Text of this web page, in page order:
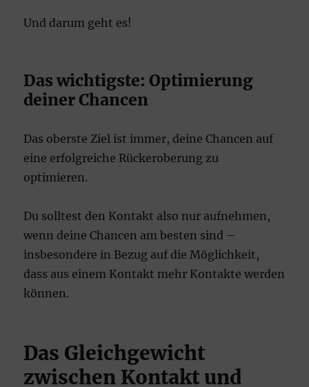
Und darum geht es!
Das wichtigste: Optimierung
deiner Chancen
Das oberste Ziel ist immer, deine Chancen auf
eine erfolgreiche Rückeroberung zu
optimieren.
Du solltest den Kontakt also nur aufnehmen,
wenn deine Chancen am besten sind –
insbesondere in Bezug auf die Möglichkeit,
dass aus einem Kontakt mehr Kontakte werden
können.
Das Gleichgewicht
zwischen Kontakt und